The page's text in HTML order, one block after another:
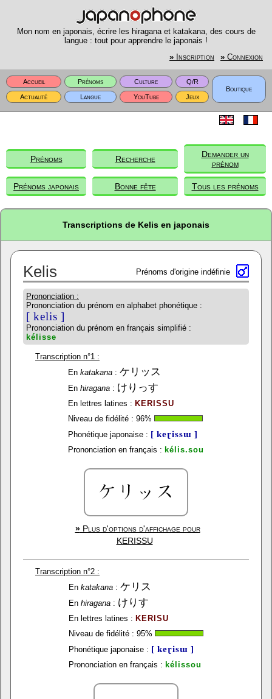
Mon nom en japonais, écrire les hiragana et katakana, des cours de
langue : tout pour apprendre le japonais !
» Inscription » Connexion
Accueil Prénoms Culture
Q/R
Boutique
Actualité
Langue YouTube Jeux
Prénoms Recherche
Demander un
prénom
Prénoms japonais Bonne fête Tous les prénoms
Transcriptions de Kelis en japonais
Kelis Prénoms d'origine indéfinie
Prononciation :
Prononciation du prénom en alphabet phonétique :
[ kelis ]
Prononciation du prénom en français simplifié :
kélisse
Transcription n°1 :
En katakana : ケリッス
En hiragana : けりっす
En lettres latines : KERISSU
Niveau de fidélité : 96%
Phonétique japonaise : [ keɽissɯ ]
Prononciation en français : kélis.sou
»Plus d'options d'affichage pour
KERISSU
Transcription n°2 :
En katakana : ケリス
En hiragana : けりす
En lettres latines : KERISU
Niveau de fidélité : 95%
Phonétique japonaise : [ keɽisɯ ]
Prononciation en français : kélissou